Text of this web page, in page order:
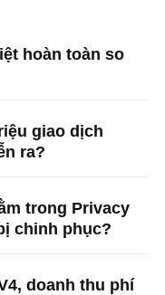
hoàn toàn so
giao dịch
ra?
trong Privacy
chinh phục?
doanh thu phí